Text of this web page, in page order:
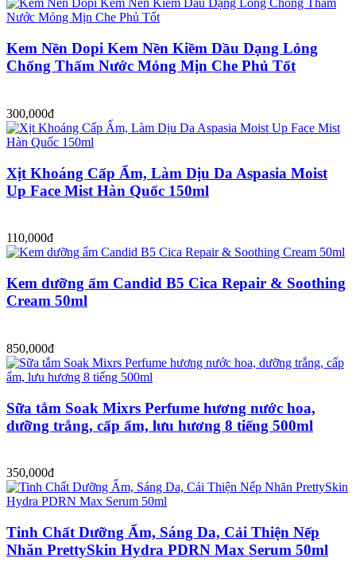
Kem Nền Dopi Kem Nền Kiềm Dầu Dạng Lỏng
Chống Thấm Nước Mỏng Mịn Che Phủ Tốt
300,000đ
Xịt Khoáng Cấp Ẩm, Làm Dịu Da Aspasia Moist
Up Face Mist Hàn Quốc 150ml
110,000đ
Kem dưỡng ẩm Candid B5 Cica Repair & Soothing
Cream 50ml
850,000đ
Sữa tắm Soak Mixrs Perfume hương nước hoa,
dưỡng trắng, cấp ẩm, lưu hương 8 tiếng 500ml
350,000đ
Tinh Chất Dưỡng Ẩm, Sáng Da, Cải Thiện Nếp
Nhăn PrettySkin Hydra PDRN Max Serum 50ml